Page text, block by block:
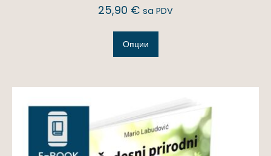
25,90 € sa PDV
Опции